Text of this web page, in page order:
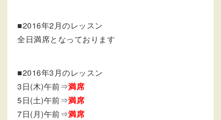
■2016年2月のレッスン
全日満席となっております
■2016年3月のレッスン
3日(木)午前⇒満席
5日(土)午前⇒満席
7日(月)午前⇒満席